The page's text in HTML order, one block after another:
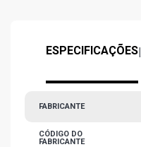
ESPECIFICAÇÕES|
FABRICANTE
CÓDIGO DO
FABRICANTE